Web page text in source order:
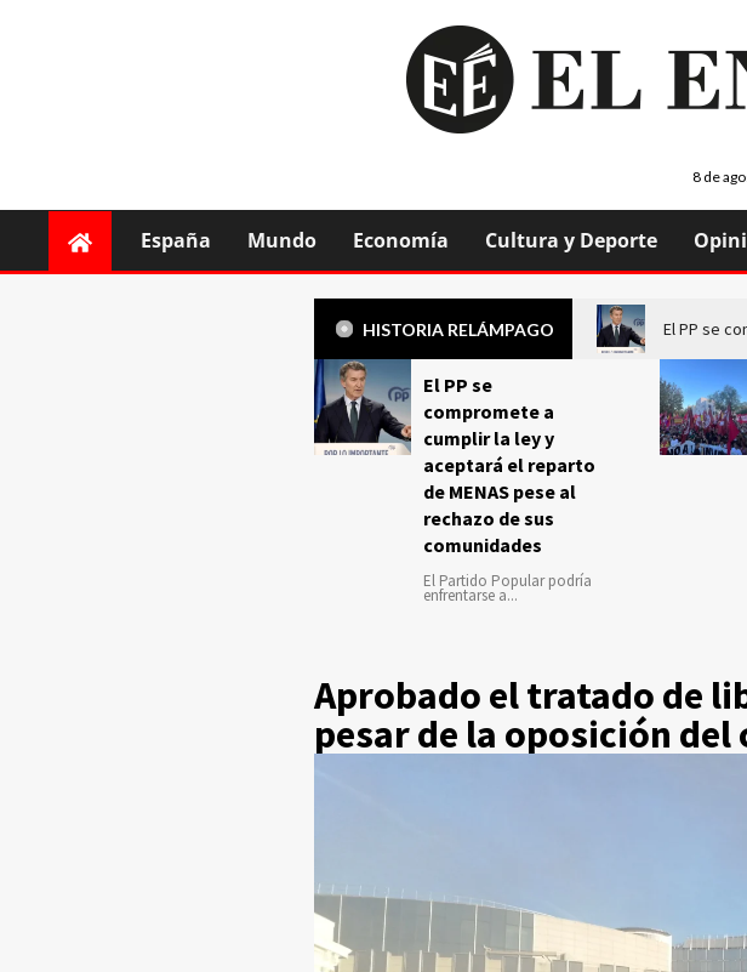
8 de
España Mundo Economía Cultura y Deporte
HISTORIA RELÁMPAGO El PP se
El PP se
compromete a
cumplir la ley y
aceptará el reparto
de MENAS pese al
rechazo de sus
comunidades
El Partido Popular podría
enfrentarse a...
Aprobado el tratado de
pesar de la oposición del